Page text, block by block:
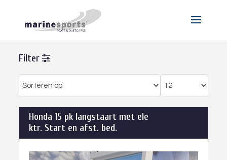
Filter
Honda 15 pk langstaart met ele
ktr. Start en afst. bed.